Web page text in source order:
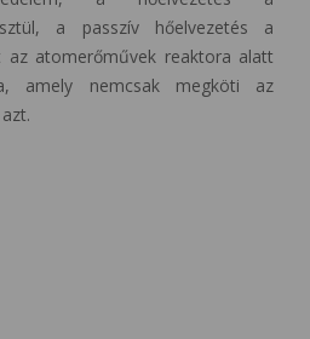
a passzív hőelvezetés a
az atomerőművek reaktora alatt
amely nemcsak megköti az